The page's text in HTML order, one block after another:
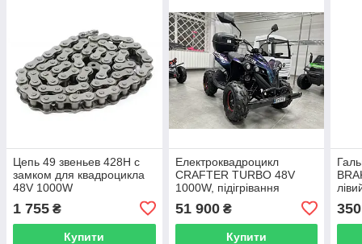
Цепь 49 звеньев 428H с
замком для квадроцикла
48V 1000W
1 755 ₴
Купити
Електроквадроцикл
CRAFTER TURBO 48V
1000W, підігрівання
лісу
51 900₴
Купити
350